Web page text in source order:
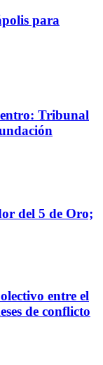
para
Tribunal
del 5 de Oro;
entre el
de conflicto